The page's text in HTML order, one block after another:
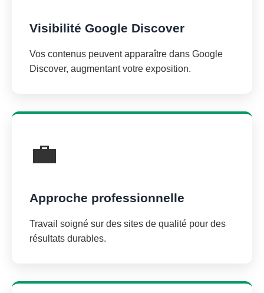
Visibilité Google Discover
Vos contenus peuvent apparaître dans Google
Discover, augmentant votre exposition.
💼
Approche professionnelle
Travail soigné sur des sites de qualité pour des
résultats durables.